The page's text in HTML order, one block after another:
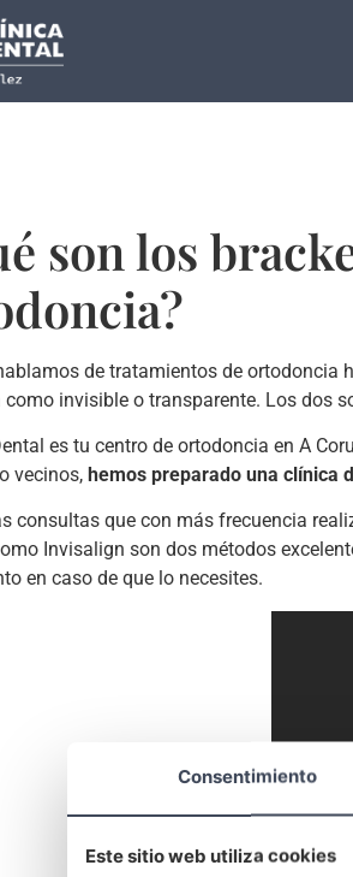
son los
de tratamientos de ortodoncia
invisible o transparente. Los dos
es tu centro de ortodoncia en A
vecinos, hemos preparado una clínica
consultas que con más frecuencia
Invisalign son dos métodos
en caso de que lo necesites.
Consentimiento
Este sitio web utiliza cookies